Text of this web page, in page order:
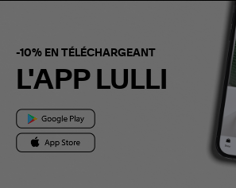
-10% EN TÉLÉCHARGEANT
L'APP LULLI